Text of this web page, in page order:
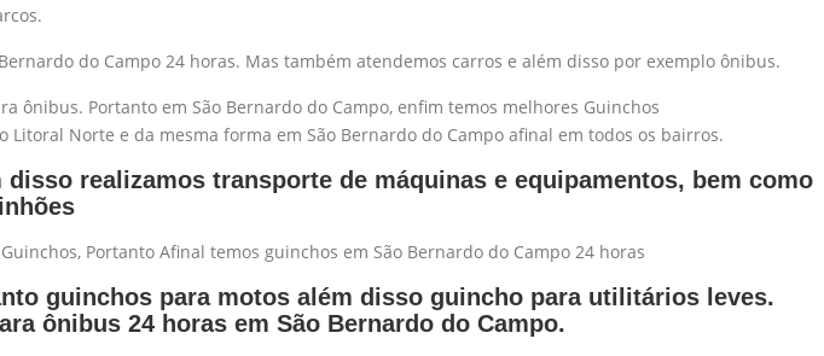
do Campo 24 horas. Mas também atendemos carros e além disso por exemplo ônibus.
ônibus. Portanto em São Bernardo do Campo, enfim temos melhores Guinchos
Norte e da mesma forma em São Bernardo do Campo afinal em todos os bairros.
realizamos transporte de máquinas e equipamentos, bem como
Portanto Afinal temos guinchos em São Bernardo do Campo 24 horas
guinchos para motos além disso guincho para utilitários leves.
ônibus 24 horas em São Bernardo do Campo.